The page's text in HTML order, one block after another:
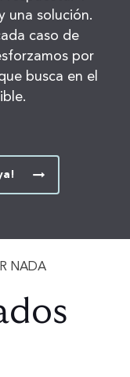
una solución.
caso de
por
busca en el
NADA